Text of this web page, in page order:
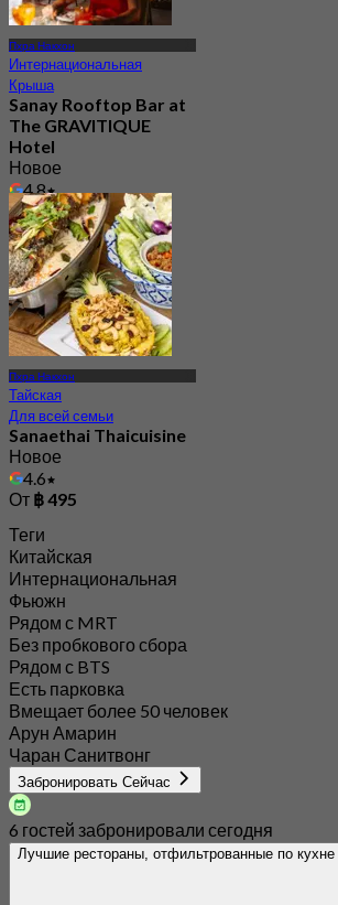
Пхра Накхон
Интернациональная
Крыша
Sanay Rooftop Bar at
The GRAVITIQUE
Hotel
Новое
4.8
От฿ 530
Пхра Накхон
Тайская
Для всей семьи
Sanaethai Thaicuisine
Новое
4.6
От ฿ 495
Теги
Китайская
Интернациональная
Фьюжн
Рядом с MRT
Без пробкового сбора
Рядом с BTS
Есть парковка
Вмещает более 50 человек
Арун Амарин
Чаран Санитвонг
Забронировать Сейчас
6 гостей забронировали сегодня
Лучшие рестораны, отфильтрованные по кухне